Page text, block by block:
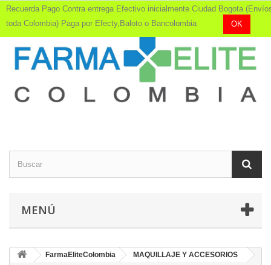
MENÚ
FarmaEliteColombia
MAQUILLAJE Y ACCESORIOS
Recuerda Pago Contra entrega Efectivo inicialmente Ciudad Bogota
toda Colombia) Paga por Efecty,Baloto o Bancolombia
OK